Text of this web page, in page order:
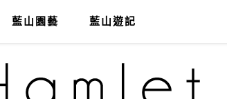
藍山園藝 藍山遊記